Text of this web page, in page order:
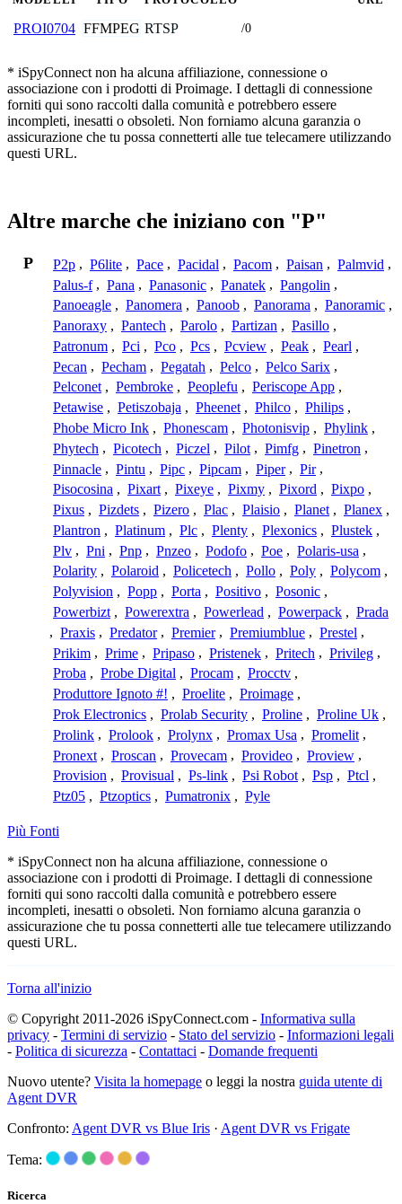
PROI0704 FFMPEG RTSP /0
* iSpyConnect non ha alcuna affiliazione, connessione o
associazione con i prodotti di Proimage. I dettagli di connessione
forniti qui sono raccolti dalla comunità e potrebbero essere
incompleti, inesatti o obsoleti. Non forniamo alcuna garanzia o
assicurazione che tu possa connetterti alle tue telecamere utilizzando
questi URL.
Altre marche che iniziano con "P"
P P2p , P6lite , Pace , Pacidal , Pacom , Paisan , Palmvid ,
Palus-f , Pana , Panasonic , Panatek , Pangolin ,
Panoeagle , Panomera , Panoob , Panorama , Panoramic ,
Panoraxy , Pantech , Parolo , Partizan , Pasillo ,
Patronum , Pci , Pco , Pcs , Pcview , Peak , Pearl ,
Pecan , Pecham , Pegatah , Pelco , Pelco Sarix ,
Pelconet , Pembroke , Peoplefu , Periscope App ,
Petawise , Petiszobaja , Pheenet , Philco , Philips ,
Phobe Micro Ink , Phonescam , Photonisvip , Phylink ,
Phytech , Picotech , Piczel , Pilot , Pimfg , Pinetron ,
Pinnacle , Pintu , Pipc , Pipcam , Piper , Pir ,
Pisocosina , Pixart , Pixeye , Pixmy , Pixord , Pixpo ,
Pixus , Pizdets , Pizero , Plac , Plaisio , Planet , Planex ,
Plantron , Platinum , Plc , Plenty , Plexonics , Plustek ,
Plv , Pni , Pnp , Pnzeo , Podofo , Poe , Polaris-usa ,
Polarity , Polaroid , Policetech , Pollo , Poly , Polycom ,
Polyvision , Popp , Porta , Positivo , Posonic ,
Powerbizt , Powerextra , Powerlead , Powerpack , Prada
, Praxis , Predator , Premier , Premiumblue , Prestel ,
Prikim , Prime , Pripaso , Pristenek , Pritech , Privileg ,
Proba , Probe Digital , Procam , Procctv ,
Produttore Ignoto #! , Proelite , Proimage ,
Prok Electronics , Prolab Security , Proline , Proline Uk ,
Prolink , Prolook , Prolynx , Promax Usa , Promelit ,
Pronext , Proscan , Provecam , Provideo , Proview ,
Provision , Provisual , Ps-link , Psi Robot , Psp , Ptcl ,
Ptz05 , Ptzoptics , Pumatronix , Pyle
Più Fonti
* iSpyConnect non ha alcuna affiliazione, connessione o
associazione con i prodotti di Proimage. I dettagli di connessione
forniti qui sono raccolti dalla comunità e potrebbero essere
incompleti, inesatti o obsoleti. Non forniamo alcuna garanzia o
assicurazione che tu possa connetterti alle tue telecamere utilizzando
questi URL.
Torna all'inizio
© Copyright 2011-2026 iSpyConnect.com - Informativa sulla
privacy - Termini di servizio - Stato del servizio - Informazioni legali
- Politica di sicurezza - Contattaci - Domande frequenti
Nuovo utente? Visita la homepage o leggi la nostra guida utente di
Agent DVR
Confronto: Agent DVR vs Blue Iris · Agent DVR vs Frigate
Tema:
Ricerca